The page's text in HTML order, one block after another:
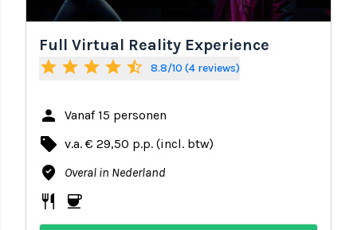
Full Virtual Reality Experience
star star star star star_half 8.8/10 (4 reviews)
person Vanaf 15 personen
local_offer v.a. € 29,50 p.p. (incl. btw)
where_to_vote Overal in Nederland
restaurant coffee